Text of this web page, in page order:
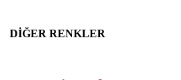
DIĞER RENKLER